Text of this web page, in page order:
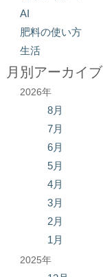
AI
肥料の使い方
生活
月別アーカイブ
2026年
8月
7月
6月
5月
4月
3月
2月
1月
2025年